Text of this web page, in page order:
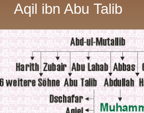
Aqil ibn Abu Talib